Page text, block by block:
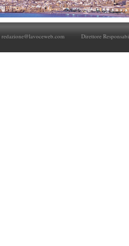
redazione@lavoceweb.com Direttore